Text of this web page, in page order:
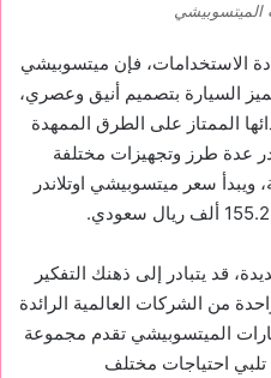
الميتسوبيشي
الاستخدامات، فإن ميتسوبيشي
السيارة بتصميم أنيق وعصري،
الممتاز على الطرق الممهدة
عدة طرز وتجهيزات مختلفة
ويبدأ سعر ميتسوبيشي اوتلاندر
قد يتبادر إلى ذهنك التفكير
من الشركات العالمية الرائدة
الميتسوبيشي تقدم مجموعة
احتياجات مختلف